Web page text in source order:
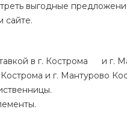
выгодные
сайте.
в г. Кострома
и г.
и г. Мантурово